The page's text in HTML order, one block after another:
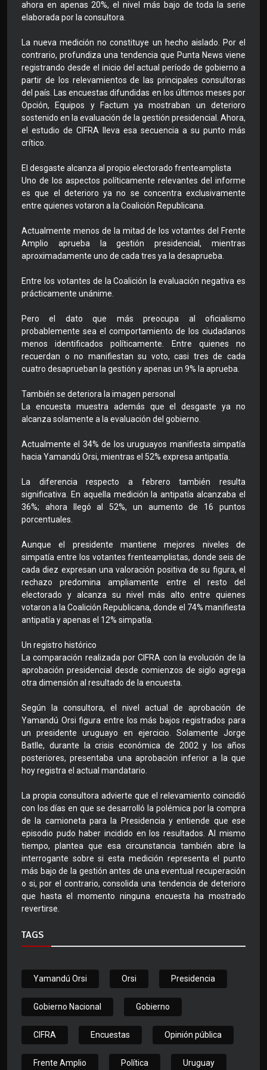
ahora en apenas 20%, el nivel más bajo de toda la serie
elaborada por la consultora.
La nueva medición no constituye un hecho aislado. Por el
contrario, profundiza una tendencia que Punta News viene
registrando desde el inicio del actual período de gobierno a
partir de los relevamientos de las principales consultoras
del país. Las encuestas difundidas en los últimos meses por
Opción, Equipos y Factum ya mostraban un deterioro
sostenido en la evaluación de la gestión presidencial. Ahora,
el estudio de CIFRA lleva esa secuencia a su punto más
crítico.
El desgaste alcanza al propio electorado frenteamplista
Uno de los aspectos políticamente relevantes del informe
es que el deterioro ya no se concentra exclusivamente
entre quienes votaron a la Coalición Republicana.
Actualmente menos de la mitad de los votantes del Frente
Amplio aprueba la gestión presidencial, mientras
aproximadamente uno de cada tres ya la desaprueba.
Entre los votantes de la Coalición la evaluación negativa es
prácticamente unánime.
Pero el dato que más preocupa al oficialismo
probablemente sea el comportamiento de los ciudadanos
menos identificados políticamente. Entre quienes no
recuerdan o no manifiestan su voto, casi tres de cada
cuatro desaprueban la gestión y apenas un 9% la aprueba.
También se deteriora la imagen personal
La encuesta muestra además que el desgaste ya no
alcanza solamente a la evaluación del gobierno.
Actualmente el 34% de los uruguayos manifiesta simpatía
hacia Yamandú Orsi, mientras el 52% expresa antipatía.
La diferencia respecto a febrero también resulta
significativa. En aquella medición la antipatía alcanzaba el
36%; ahora llegó al 52%, un aumento de 16 puntos
porcentuales.
Aunque el presidente mantiene mejores niveles de
simpatía entre los votantes frenteamplistas, donde seis de
cada diez expresan una valoración positiva de su figura, el
rechazo predomina ampliamente entre el resto del
electorado y alcanza su nivel más alto entre quienes
votaron a la Coalición Republicana, donde el 74% manifiesta
antipatía y apenas el 12% simpatía.
Un registro histórico
La comparación realizada por CIFRA con la evolución de la
aprobación presidencial desde comienzos de siglo agrega
otra dimensión al resultado de la encuesta.
Según la consultora, el nivel actual de aprobación de
Yamandú Orsi figura entre los más bajos registrados para
un presidente uruguayo en ejercicio. Solamente Jorge
Batlle, durante la crisis económica de 2002 y los años
posteriores, presentaba una aprobación inferior a la que
hoy registra el actual mandatario.
La propia consultora advierte que el relevamiento coincidió
con los días en que se desarrolló la polémica por la compra
de la camioneta para la Presidencia y entiende que ese
episodio pudo haber incidido en los resultados. Al mismo
tiempo, plantea que esa circunstancia también abre la
interrogante sobre si esta medición representa el punto
más bajo de la gestión antes de una eventual recuperación
o si, por el contrario, consolida una tendencia de deterioro
que hasta el momento ninguna encuesta ha mostrado
revertirse.
TAGS
Yamandú Orsi Orsi Presidencia
Gobierno Nacional Gobierno
CIFRA Encuestas Opinión pública
Frente Amplio Política Uruguay